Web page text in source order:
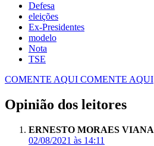
Defesa
eleições
Ex-Presidentes
modelo
Nota
TSE
COMENTE AQUI COMENTE AQUI
Opinião dos leitores
ERNESTO MORAES VIANA
02/08/2021 às 14:11